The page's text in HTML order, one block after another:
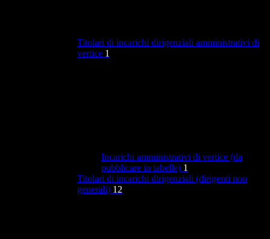
Titolari di incarichi dirigenziali amministrativi di
vertice 1
Incarichi amministrativi di vertice (da
pubblicare in tabelle) 1
Titolari di incarichi dirigenziali (dirigenti non
generali) 12